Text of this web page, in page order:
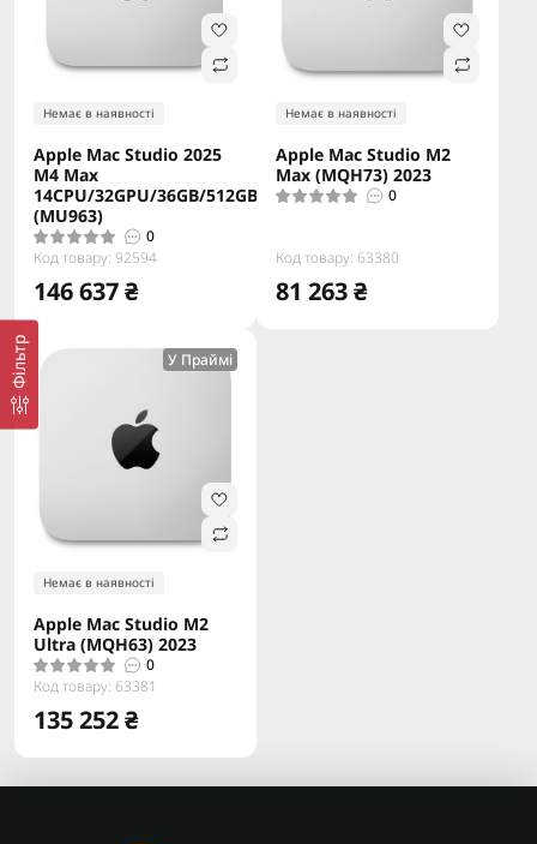
Фільтр
Немає в наявності
Apple Mac Studio 2025
M4 Max
14CPU/32GPU/36GB/512GB
(MU963)
0
Код товару: 92594
146 637 ₴
Немає в наявності
Apple Mac Studio M2
Max (MQH73) 2023
0
Код товару: 63380
81 263 ₴
У Праймі
Немає в наявності
Apple Mac Studio M2
Ultra (MQH63) 2023
0
Код товару: 63381
135 252 ₴